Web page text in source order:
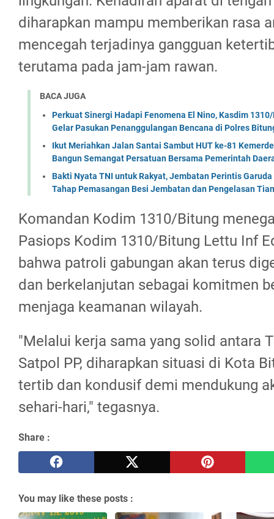
diharapkan mampu memberikan rasa
mencegah terjadinya gangguan
terutama pada jam-jam rawan.
BACA JUGA
Perkuat Sinergi Hadapi Fenomena El Nino, Kasdim
Gelar Pasukan Penanggulangan Bencana di Polres
Ikut Meriahkan Jalan Santai Sambut HUT ke-81
Bangun Semangat Persatuan Bersama Pemerintah
Bakti Nyata TNI untuk Rakyat, Jembatan Perintis
Tahap Pemasangan Besi Jembatan dan Pengelasan
Komandan Kodim 1310/Bitung
Pasiops Kodim 1310/Bitung Lettu Inf
bahwa patroli gabungan akan terus
dan berkelanjutan sebagai komitmen
menjaga keamanan wilayah.
"Melalui kerja sama yang solid antara
Satpol PP, diharapkan situasi di Kota
tertib dan kondusif demi mendukung
sehari-hari," tegasnya.
Share :
You may like these posts :